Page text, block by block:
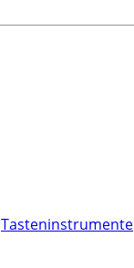
Tasteninstrumente